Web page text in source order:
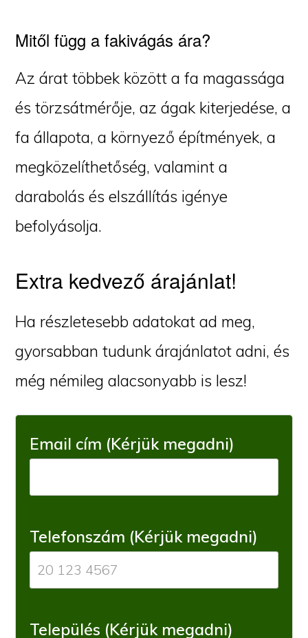
Mitől függ a fakivágás ára?
Az árat többek között a fa magassága
és törzsátmérője, az ágak kiterjedése, a
fa állapota, a környező építmények, a
megközelíthetőség, valamint a
darabolás és elszállítás igénye
befolyásolja.
Extra kedvező árajánlat!
Ha részletesebb adatokat ad meg,
gyorsabban tudunk árajánlatot adni, és
még némileg alacsonyabb is lesz!
Email cím (Kérjük megadni)
Telefonszám (Kérjük megadni)
Település (Kérjük megadni)